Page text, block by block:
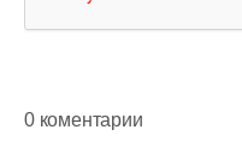
0 коментарии